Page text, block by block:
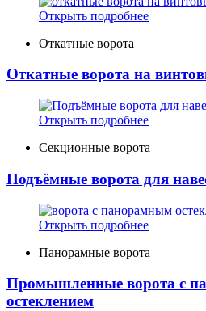
Открыть подробнее
Откатные ворота
Откатные ворота на
Открыть подробнее
Секционные ворота
Подъёмные ворота для
Открыть подробнее
Панорамные ворота
Промышленные ворота с
остеклением